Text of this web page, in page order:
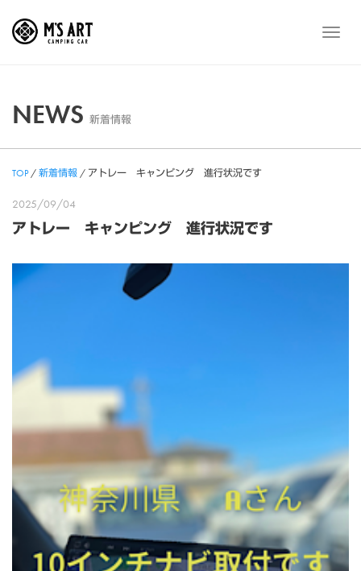
メ
NEWS 新着情報
TOP/新着情報 / アトレー キャンピング 進行状況です
2025/09/04
アトレー キャンピング 進行状況です